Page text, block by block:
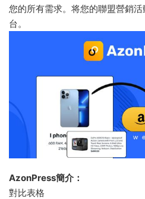
您的所有需求。将您的聯盟營銷
台。
AzonPress簡介：
對比表格